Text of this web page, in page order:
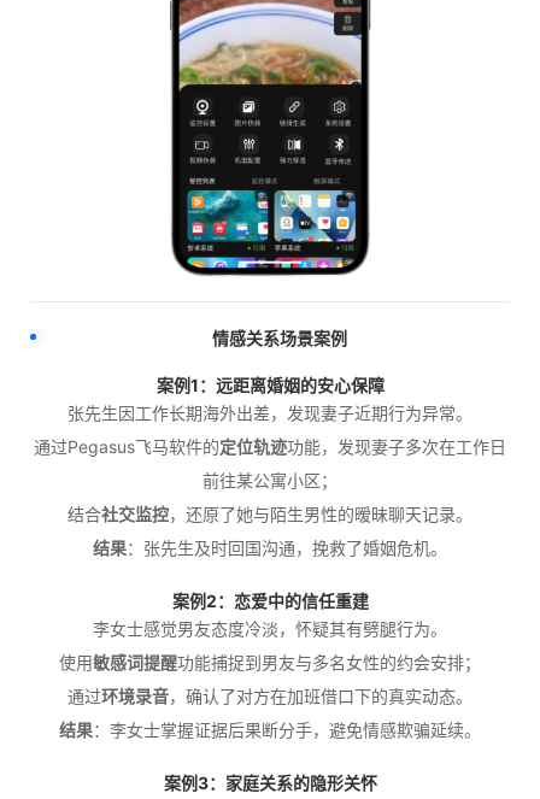
情感关系场景案例
案例1：远距离婚姻的安心保障
张先生因工作长期海外出差，发现妻子近期行为异常。
通过Pegasus飞马软件的定位轨迹功能，发现妻子多次在工作日
前往某公寓小区；
结合社交监控，还原了她与陌生男性的暧昧聊天记录。
结果：张先生及时回国沟通，挽救了婚姻危机。
案例2：恋爱中的信任重建
李女士感觉男友态度冷淡，怀疑其有劈腿行为。
使用敏感词提醒功能捕捉到男友与多名女性的约会安排；
通过环境录音，确认了对方在加班借口下的真实动态。
结果：李女士掌握证据后果断分手，避免情感欺骗延续。
案例3：家庭关系的隐形关怀